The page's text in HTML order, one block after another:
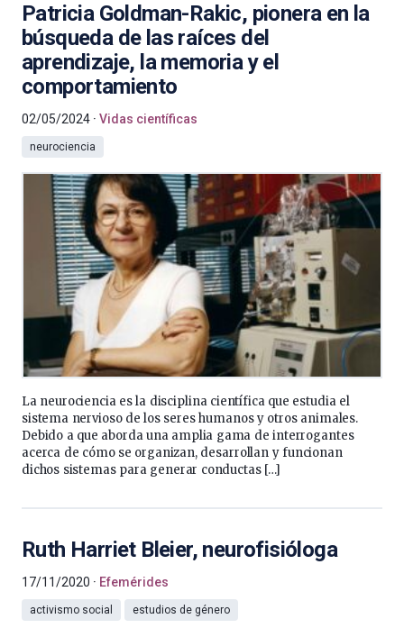
Patricia Goldman-Rakic, pionera en la
búsqueda de las raíces del
aprendizaje, la memoria y el
comportamiento
02/05/2024 Vidas científicas
neurociencia
La neurociencia es la disciplina científica que estudia el
sistema nervioso de los seres humanos y otros animales.
Debido a que aborda una amplia gama de interrogantes
acerca de cómo se organizan, desarrollan y funcionan
dichos sistemas para generar conductas […]
Ruth Harriet Bleier, neurofisióloga
17/11/2020 Efemérides
activismo social estudios de género